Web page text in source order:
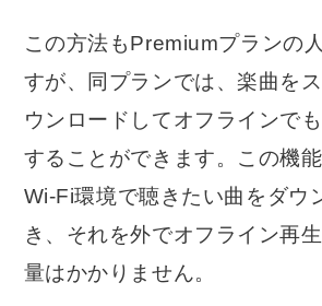
この方法もPremiumプランの
すが、同プランでは、楽曲を
ウンロードしてオフラインで
することができます。この機
Wi-Fi環境で聴きたい曲をダウ
き、それを外でオフライン再
量はかかりません。